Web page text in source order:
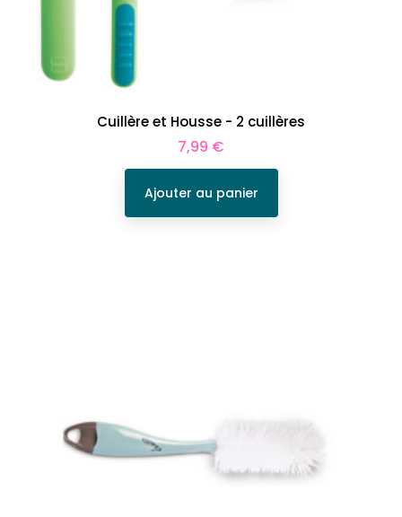
Cuillère et Housse - 2 cuillères
Prix
7,99 €
Ajouter au panier